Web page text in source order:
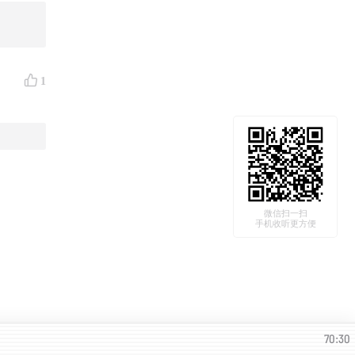
以注
1
微信扫一扫
手机收听更方便
70:30